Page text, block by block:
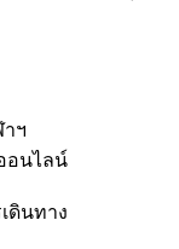
ฯ
อนไลน์
ดินทาง